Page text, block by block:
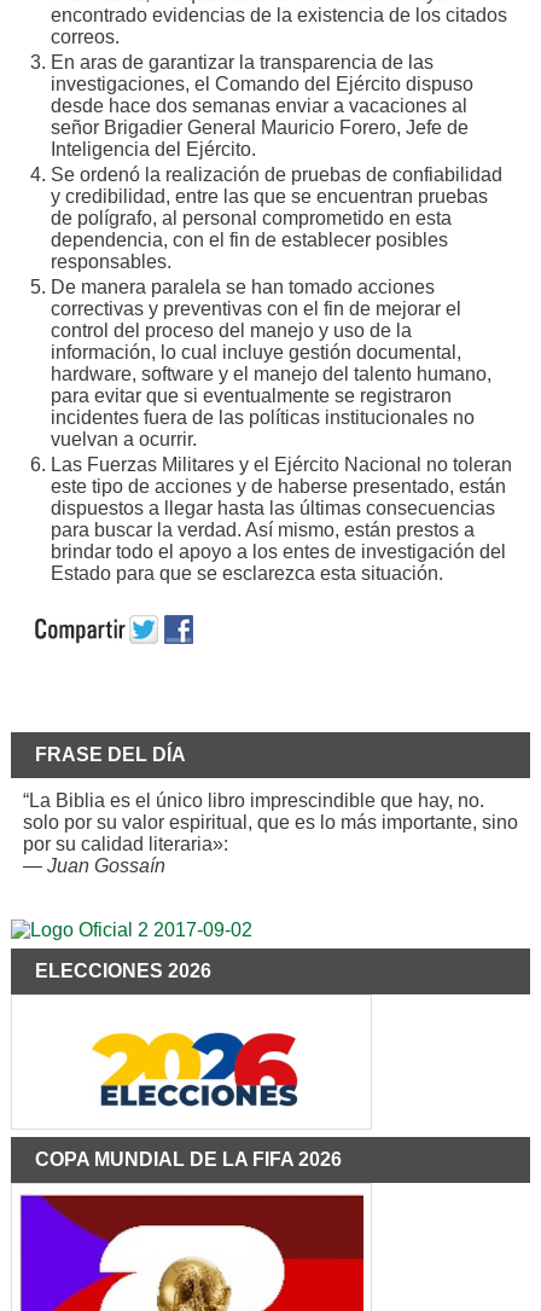
encontrado evidencias de la existencia de los citados
correos.
En aras de garantizar la transparencia de las
investigaciones, el Comando del Ejército dispuso
desde hace dos semanas enviar a vacaciones al
señor Brigadier General Mauricio Forero, Jefe de
Inteligencia del Ejército.
Se ordenó la realización de pruebas de confiabilidad
y credibilidad, entre las que se encuentran pruebas
de polígrafo, al personal comprometido en esta
dependencia, con el fin de establecer posibles
responsables.
De manera paralela se han tomado acciones
correctivas y preventivas con el fin de mejorar el
control del proceso del manejo y uso de la
información, lo cual incluye gestión documental,
hardware, software y el manejo del talento humano,
para evitar que si eventualmente se registraron
incidentes fuera de las políticas institucionales no
vuelvan a ocurrir.
Las Fuerzas Militares y el Ejército Nacional no toleran
este tipo de acciones y de haberse presentado, están
dispuestos a llegar hasta las últimas consecuencias
para buscar la verdad. Así mismo, están prestos a
brindar todo el apoyo a los entes de investigación del
Estado para que se esclarezca esta situación.
FRASE DEL DÍA
“La Biblia es el único libro imprescindible que hay, no.
solo por su valor espiritual, que es lo más importante, sino
por su calidad literaria»:
— Juan Gossaín
ELECCIONES 2026
COPA MUNDIAL DE LA FIFA 2026